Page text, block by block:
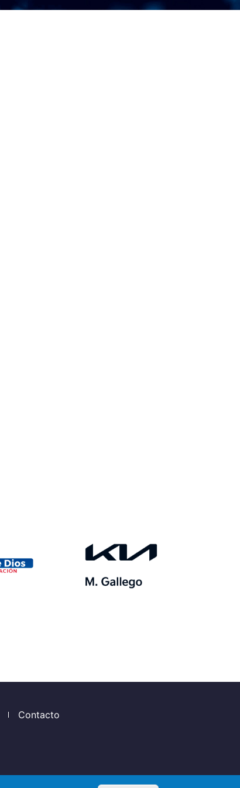
Contacto